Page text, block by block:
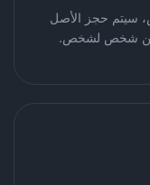
حجز الأصل